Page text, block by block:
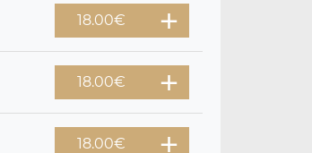
18.00€
18.00€
18.00€